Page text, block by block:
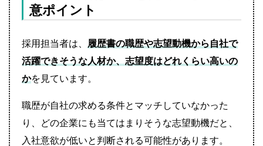
意ポイント
採用担当者は、
履歴書の職歴や志望動機から自社で
活躍できそうな人材か、志望度はどれくらい高いの
かを見ています。
職歴が自社の求める条件とマッチしていなかった
り、どの企業にも当てはまりそうな志望動機だと、
入社意欲が低いと判断される可能性があります。